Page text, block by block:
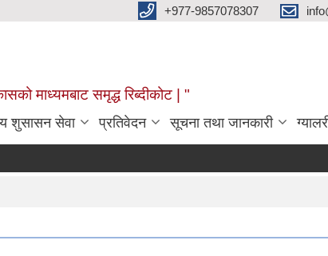
+977-9857078307
माध्यमबाट समृद्ध रिब्दीकोट | "
शुसासन सेवा प्रतिवेदन सूचना तथा जानकारी